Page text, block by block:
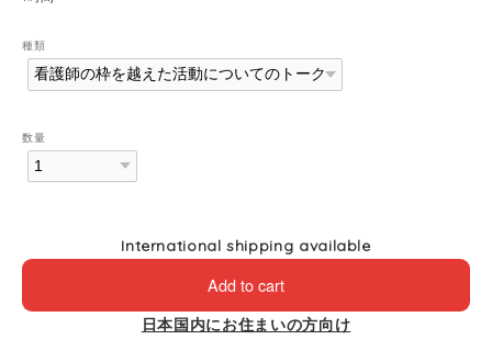
種類
数量
International shipping available
Add to cart
日本国内にお住まいの方向け